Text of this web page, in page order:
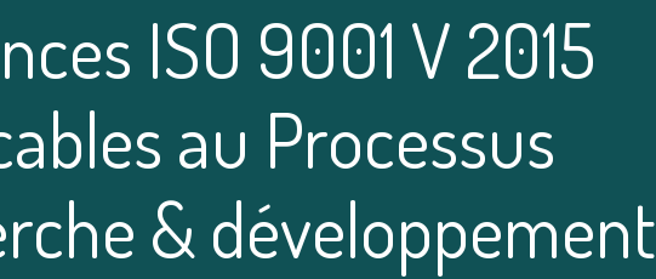
ISO 9001 V 2015
au Processus
& développement